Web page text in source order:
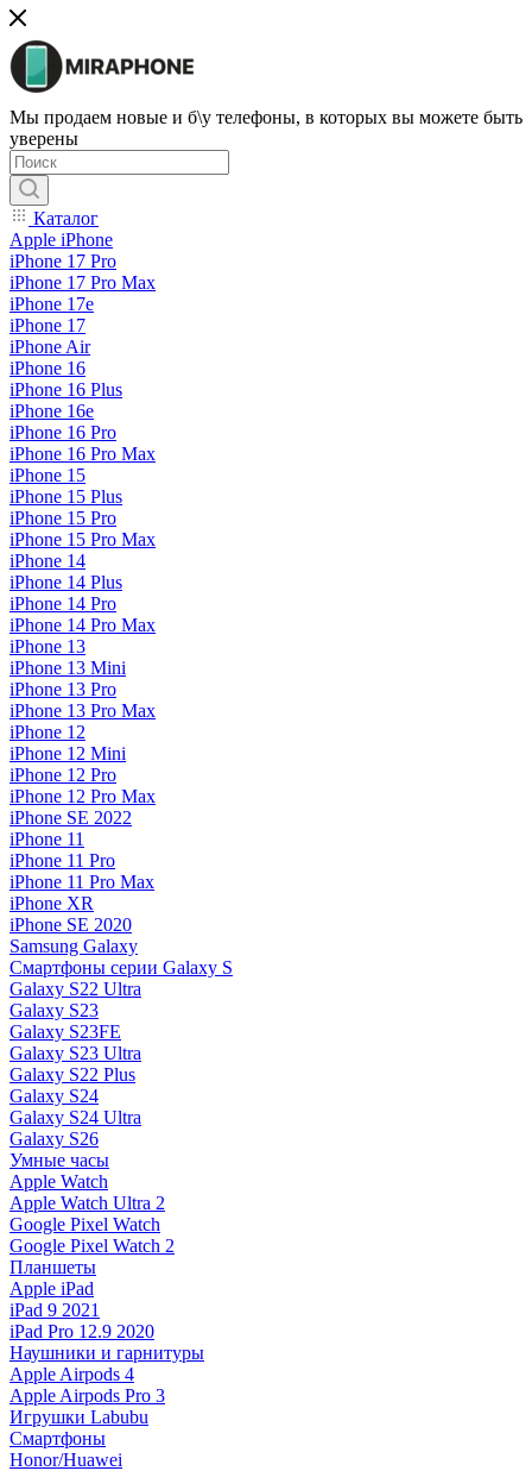
Мы продаем новые и б\у телефоны, в которых вы можете быть
уверены
Каталог
Apple iPhone
iPhone 17 Pro
iPhone 17 Pro Max
iPhone 17e
iPhone 17
iPhone Air
iPhone 16
iPhone 16 Plus
iPhone 16e
iPhone 16 Pro
iPhone 16 Pro Max
iPhone 15
iPhone 15 Plus
iPhone 15 Pro
iPhone 15 Pro Max
iPhone 14
iPhone 14 Plus
iPhone 14 Pro
iPhone 14 Pro Max
iPhone 13
iPhone 13 Mini
iPhone 13 Pro
iPhone 13 Pro Max
iPhone 12
iPhone 12 Mini
iPhone 12 Pro
iPhone 12 Pro Max
iPhone SE 2022
iPhone 11
iPhone 11 Pro
iPhone 11 Pro Max
iPhone XR
iPhone SE 2020
Samsung Galaxy
Смартфоны серии Galaxy S
Galaxy S22 Ultra
Galaxy S23
Galaxy S23FE
Galaxy S23 Ultra
Galaxy S22 Plus
Galaxy S24
Galaxy S24 Ultra
Galaxy S26
Умные часы
Apple Watch
Apple Watch Ultra 2
Google Pixel Watch
Google Pixel Watch 2
Планшеты
Apple iPad
iPad 9 2021
iPad Pro 12.9 2020
Наушники и гарнитуры
Apple Airpods 4
Apple Airpods Pro 3
Игрушки Labubu
Смартфоны
Honor/Huawei